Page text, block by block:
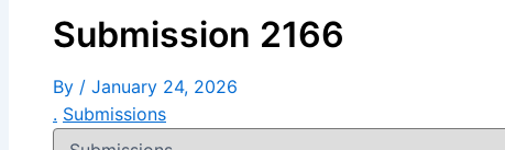
Submission 2166
By / January 24, 2026
. Submissions